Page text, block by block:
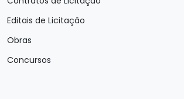
Editais de Licitação
Obras
Concursos